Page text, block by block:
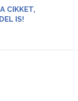
CIKKET,
IS!